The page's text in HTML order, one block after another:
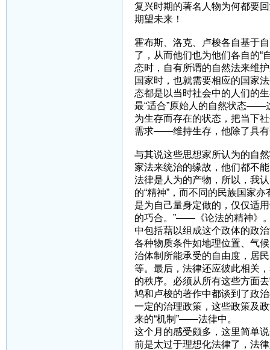
复兴时期的著名人物为何都要
期望未来！
霍布斯、洛克、卢梭各自基于
了，从而他们也为他们各自的
态时，自有所谓的自然法来维
国家时，也就需要相应的国家
态都是以当时社会中的人们的
最“适合”原始人的自然状态——
为生存而存在的状态，把当下
需求——维持生存，他除了具有
与其说这些思想家所认为的自
家法来统治的缘故，他们都不
法律是人为的产物，所以，我
的“精神”，而不同的民族国家
是为自己量身定做的，仅仅适
的巧合。”——《论法的精神》
中包括藉以组成这个政体的政
各种物质条件如地理位置、气
治体制所能承受的自由度，居
等。最后，法律还应彼此相关
的秩序。必须从所有这些方面
鸠和卢梭的著作中都谈到了政
一定的治理政策，这些政策及
来的“机制”——法律中。
这个月的感受颇多，这里简单
前是太过于理想化法律了，法